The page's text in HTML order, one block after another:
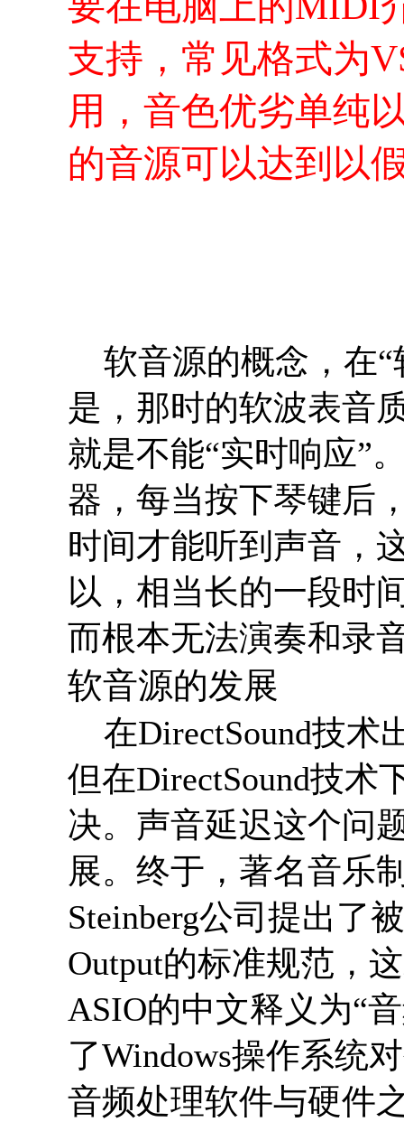
支持，常见格式为
用，音色优劣单纯
的音源可以达到以
软音源的概念，在“
是，那时的软波表音
就是不能“实时响应”
器，每当按下琴键后
时间才能听到声音，
以，相当长的一段时
而根本无法演奏和录
软音源的发展
在DirectSound技术
但在DirectSound技术
决。声音延迟这个问
展。终于，著名音乐
Steinberg公司提出了
Output的标准规范，
ASIO的中文释义为“
了Windows操作系统
音频处理软件与硬件